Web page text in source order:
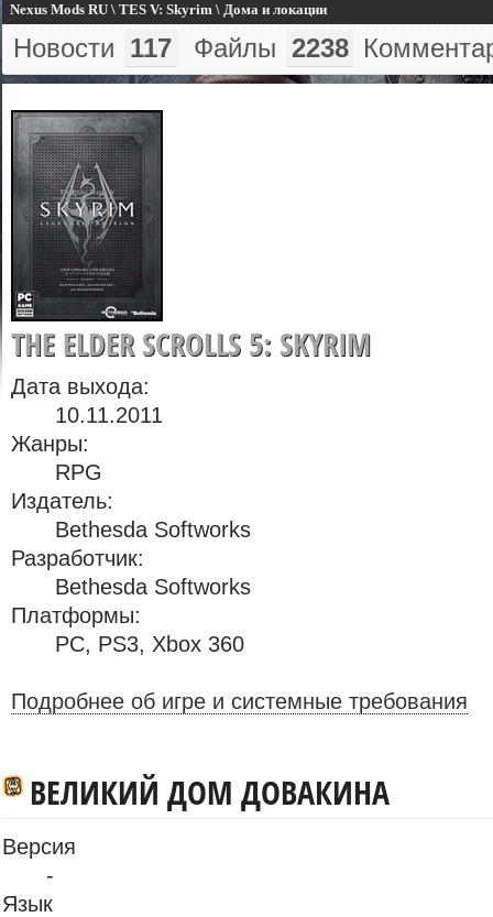
Nexus Mods RU \ TES V: Skyrim \ Дома и локации
Новости 117 Файлы 2238
THE ELDER SCROLLS 5: SKYRIM
Дата выхода:
10.11.2011
Жанры:
RPG
Издатель:
Bethesda Softworks
Разработчик:
Bethesda Softworks
Платформы:
PC, PS3, Xbox 360
Подробнее об игре и системные требования
ВЕЛИКИЙ ДОМ ДОВАКИНА
Версия
-
Язык